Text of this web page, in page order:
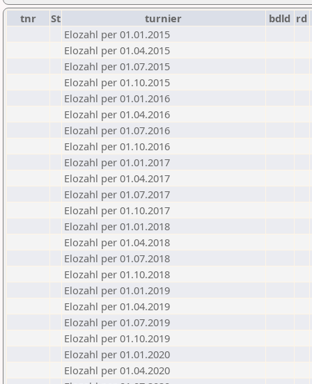
tnr St turnier bdld rd
Elozahl per 01.01.2015
Elozahl per 01.04.2015
Elozahl per 01.07.2015
Elozahl per 01.10.2015
Elozahl per 01.01.2016
Elozahl per 01.04.2016
Elozahl per 01.07.2016
Elozahl per 01.10.2016
Elozahl per 01.01.2017
Elozahl per 01.04.2017
Elozahl per 01.07.2017
Elozahl per 01.10.2017
Elozahl per 01.01.2018
Elozahl per 01.04.2018
Elozahl per 01.07.2018
Elozahl per 01.10.2018
Elozahl per 01.01.2019
Elozahl per 01.04.2019
Elozahl per 01.07.2019
Elozahl per 01.10.2019
Elozahl per 01.01.2020
Elozahl per 01.04.2020